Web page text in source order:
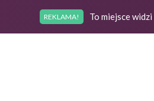
REKLAMA! To miejsce